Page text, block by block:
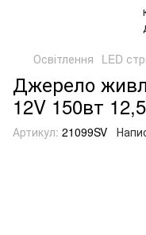
Освітлення LED
Джерело
12V 150вт
Артикул: 21099SV